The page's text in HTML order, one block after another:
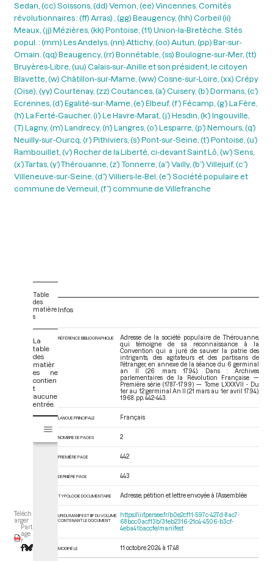
Sedan, (cc) Soissons, (dd) Vemon, (ee) Vincennes. Comités
révolutionnaires : (ff) Arras) , (gg) Beaugency, (hh) Corbeil (ii)
Meaux, (jj) Mézières, (kk) Pontoise, (11) Union-la-Bretèche. Stés
popul. : (mm) Les Andelys, (nn) Attichy, (oo) Autun, (pp) Bar-sur-
Omain. (qq) Beaugency, (rr) Bonnétable, (ss) Boulogne-sur-Mer, (tt)
Bruyères-Libre, (uu) Calais-sur-Anille et son président, le citoyen
Blavette, (w) Châtillon-sur-Mame, (ww) Cosne-sur-Loire, (xx) Crépy
(Oise), (yy) Courtenay, (zz) Coutances, (a’) Cuisery, (b’) Dormans, (c’)
Ecrennes, (d’) Egalité-sur-Mame, (e’) Elbeuf, (f’) Fécamp, (g’) La Fère,
(h’) La Ferté-Gaucher, (i’) Le Havre-Marat, (j’) Hesdin, (k’) Ingouville,
(T) Lagny, (m’) Landrecy, (n’) Langres, (o’) Lesparre, (p’) Nemours, (q’)
Neuilly-sur-Ourcq, (r’) Pithiviers, (s’) Pont-sur-Seine, (t’) Pontoise, (u’)
Rambouillet, (v’) Rocher de la Liberté, ci-devant Saint Lô, (w’) Sens,
(x’)Tartas, (y’)Thérouanne, (z’) Tonnerre, (a”) Vailly, (b”) Villejuif, (c”)
Villeneuve-sur-Seine, (d”) Villiers-le-Bel, (e”) Société populaire et
commune de Vemeuil, (f”) commune de Villefranche
Téléch
arger
Part
age
r
Table
des
matière
s
La
table
des
matièr
es ne
contien
t
aucune
entrée.
s
M
Tome LXXXVII - Du 1er au 12 germinal An II (21 mars au 1er avril 1794)
Infos
RÉFÉRENCE BIBLIOGRAPHIQUE
Adresse de la société populaire de Thérouanne,
qui témoigne de sa reconnaissance à la
Convention qui a juré de sauver la patrie des
intrigants, des agitateurs et des partisans de
l'étranger, en annexe de la séance du 6 germinal
an II (26 mars 1794). Dans : Archives
parlementaires de la Révolution Française —
Première série (1787-1799) — Tome LXXXVII - Du
1er au 12 germinal An II (21 mars au 1er avril 1794).
1968. pp. 442-443.
LANGUE PRINCIPALE Français
NOMBRE DE PAGES 2
PREMIÈRE PAGE 442
DERNIÈRE PAGE 443
TYPOLOGIE DOCUMENTAIRE Adresse, pétition et lettre envoyée à l’Assemblée
URI DU MANIFEST IIIF DU VOLUME
CONTENANT LE DOCUMENT
https://iiif.persee.fr/b0e2cf11-597c-427d-8ac7-
68bcc0acf13b/31eb2316-21c4-4506-b3cf-
4eba41baccfe/manifest
MODIFIÉ LE 11 octobre 2024 à 17:48